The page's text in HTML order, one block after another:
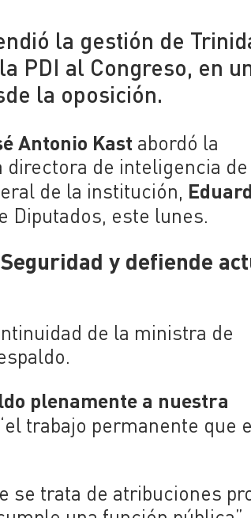
la gestión de
PDI al Congreso, en
la oposición.
Antonio Kast abordó la
de inteligencia de
de la institución,
Diputados, este lunes.
y defiende
de la ministra de
plenamente a nuestra
trabajo permanente que
se trata de atribuciones